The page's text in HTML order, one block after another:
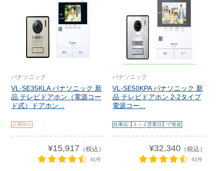
パナソニック
VL-SE35KLA パナソニック 新
品 テレビドアホン（電源コー
ド式）ドアホン...
入荷待ち
¥15,917 （税込）
41件
パナソニック
VL-SE50KPA パナソニック 新
品 テレビドアホン 2-2タイプ
電源コー...
在庫品【１～２営業日】で発送
¥32,340（税込）
41件